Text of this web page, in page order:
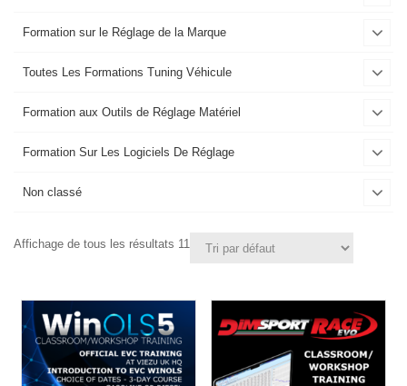
Affichage de tous les résultats 11
Formation sur le Réglage de la Marque
Toutes Les Formations Tuning Véhicule
Formation aux Outils de Réglage Matériel
Formation Sur Les Logiciels De Réglage
Non classé